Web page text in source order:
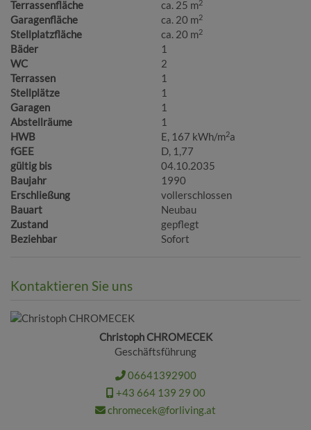
Terrassenfläche ca. 25 m2
Garagenfläche ca. 20 m2
Stellplatzfläche ca. 20 m2
Bäder
1
WC
2
Terrassen
1
Stellplätze
1
Garagen
1
Abstellräume
1
HWB
E, 167 kWh/m2a
fGEE
D, 1,77
gültig bis
04.10.2035
Baujahr
1990
Erschließung
vollerschlossen
Bauart
Neubau
Zustand
gepflegt
Beziehbar
Sofort
Kontaktieren Sie uns
Christoph CHROMECEK
Geschäftsführung
06641392900
+43 664 139 29 00
chromecek@forliving.at